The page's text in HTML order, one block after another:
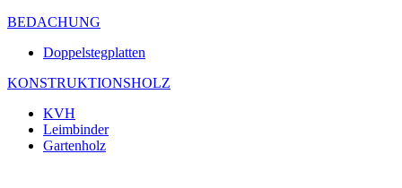
BEDACHUNG
Doppelstegplatten
KONSTRUKTIONSHOLZ
KVH
Leimbinder
Gartenholz